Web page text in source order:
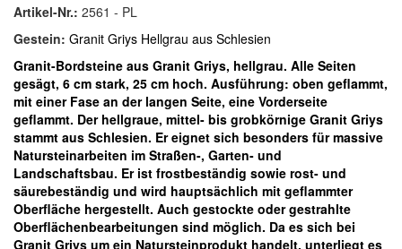
Artikel-Nr.: 2561 - PL
Gestein: Granit Griys Hellgrau aus Schlesien
Granit-Bordsteine aus Granit Griys, hellgrau. Alle Seiten
gesägt, 6 cm stark, 25 cm hoch. Ausführung: oben geflammt,
mit einer Fase an der langen Seite, eine Vorderseite
geflammt. Der hellgraue, mittel- bis grobkörnige Granit Griys
stammt aus Schlesien. Er eignet sich besonders für massive
Natursteinarbeiten im Straßen-, Garten- und
Landschaftsbau. Er ist frostbeständig sowie rost- und
säurebeständig und wird hauptsächlich mit geflammter
Oberfläche hergestellt. Auch gestockte oder gestrahlte
Oberflächenbearbeitungen sind möglich. Da es sich bei
Granit Griys um ein Natursteinprodukt handelt, unterliegt es